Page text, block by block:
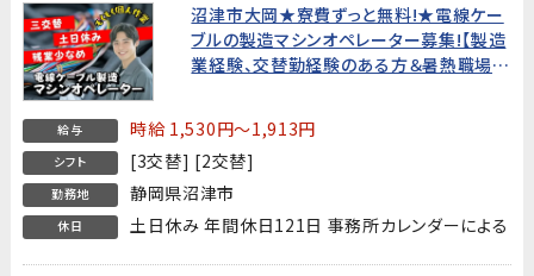
沼津市大岡★寮費ずっと無料!★電線ケー
ブルの製造マシンオペレーター募集!【製造
業経験、交替勤経験のある方＆暑熱職場
給与 時給 1,530円～1,913円
シフト [3交替] [2交替]
勤務地 静岡県沼津市
休日 土日休み 年間休日121日 事務所カレンダーによる